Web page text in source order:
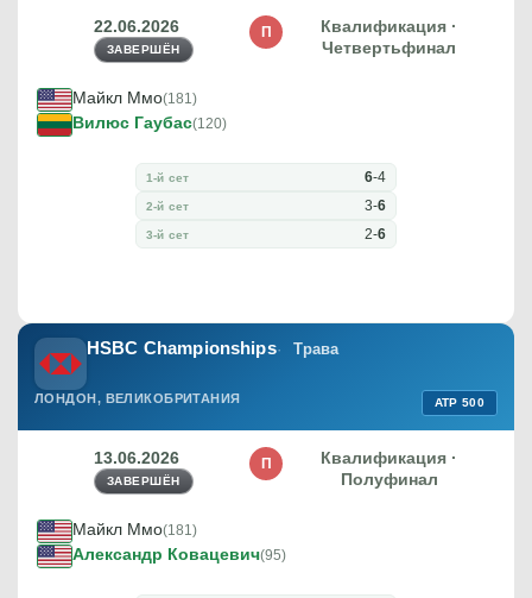
22.06.2026
ЗАВЕРШЁН
Квалификация ·
Четвертьфинал
П
Майкл Ммо(181)
Вилюс Гаубас(120)
1-й сет 6-4
2-й сет 3-6
3-й сет 2-6
HSBC Championships Трава
ЛОНДОН, ВЕЛИКОБРИТАНИЯ ATP 500
13.06.2026
ЗАВЕРШЁН
Квалификация ·
Полуфинал
П
Майкл Ммо(181)
Александр Ковацевич(95)